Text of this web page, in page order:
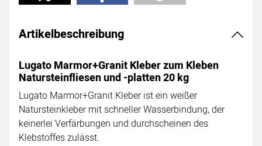
Artikelbeschreibung
Lugato Marmor+Granit Kleber zum Kleben
Natursteinfliesen und -platten 20 kg
Lugato Marmor+Granit Kleber ist ein weißer
Natursteinkleber mit schneller Wasserbindung, der
keinerlei Verfärbungen und durchscheinen des
Klebstoffes zulässt.